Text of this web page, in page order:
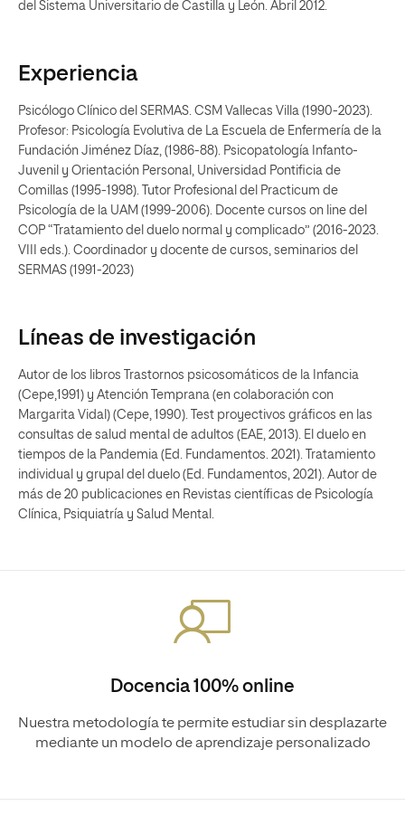
del Sistema Universitario de Castilla y León. Abril 2012.
Experiencia
Psicólogo Clínico del SERMAS. CSM Vallecas Villa (1990-2023).
Profesor: Psicología Evolutiva de La Escuela de Enfermería de la
Fundación Jiménez Díaz, (1986-88). Psicopatología Infanto-
Juvenil y Orientación Personal, Universidad Pontificia de
Comillas (1995-1998). Tutor Profesional del Practicum de
Psicología de la UAM (1999-2006). Docente cursos on line del
COP “Tratamiento del duelo normal y complicado” (2016-2023.
VIII eds.). Coordinador y docente de cursos, seminarios del
SERMAS (1991-2023)
Líneas de investigación
Autor de los libros Trastornos psicosomáticos de la Infancia
(Cepe,1991) y Atención Temprana (en colaboración con
Margarita Vidal) (Cepe, 1990). Test proyectivos gráficos en las
consultas de salud mental de adultos (EAE, 2013). El duelo en
tiempos de la Pandemia (Ed. Fundamentos. 2021). Tratamiento
individual y grupal del duelo (Ed. Fundamentos, 2021). Autor de
más de 20 publicaciones en Revistas científicas de Psicología
Clínica, Psiquiatría y Salud Mental.
Docencia 100% online
Nuestra metodología te permite estudiar sin desplazarte
mediante un modelo de aprendizaje personalizado